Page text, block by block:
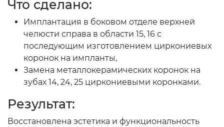
Что сделано:
Имплантация в боковом отделе верхней
челюсти справа в области 15, 16 с
последующим изготовлением циркониевых
коронок на импланты,
Замена металлокерамических коронок на
зубах 14, 24, 25 циркониевыми коронками.
Результат:
Восстановлена эстетика и функциональность